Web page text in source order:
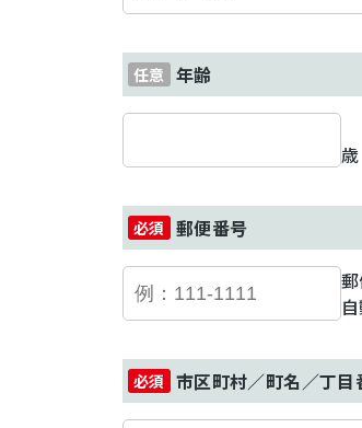
年齢
歳
郵便番号
市区町村／町名／丁目